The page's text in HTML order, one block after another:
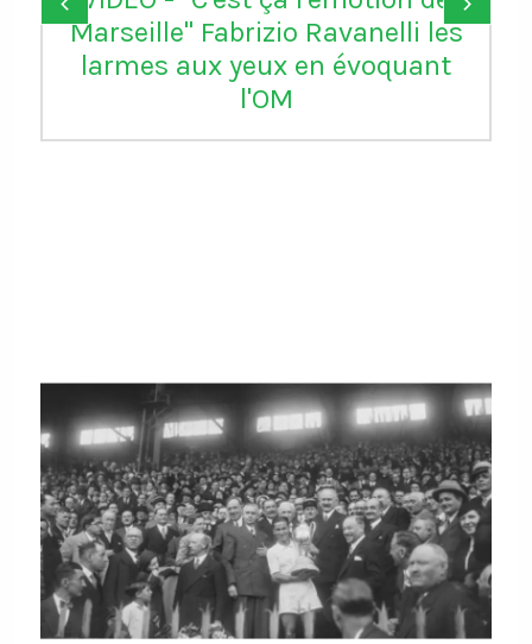
Marseille" Fabrizio Ravanelli les
larmes aux yeux en évoquant
l'OM